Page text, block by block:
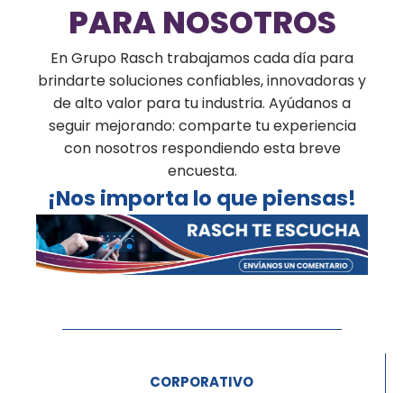
PARA NOSOTROS
En Grupo Rasch trabajamos cada día para
brindarte soluciones confiables, innovadoras y
de alto valor para tu industria. Ayúdanos a
seguir mejorando: comparte tu experiencia
con nosotros respondiendo esta breve
encuesta.
¡Nos importa lo que piensas!
CORPORATIVO